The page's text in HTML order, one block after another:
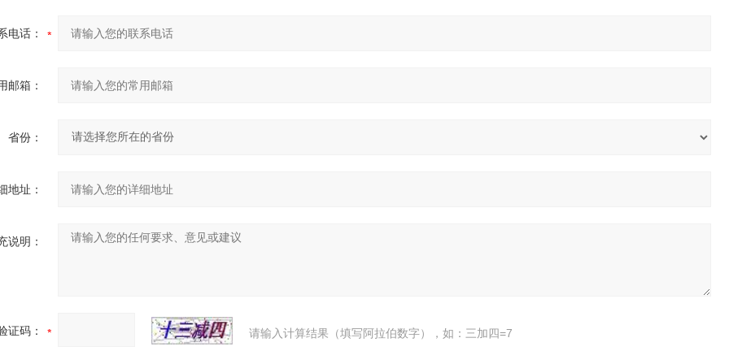
电话：
邮箱：
省份：
地址：
说明：
证码： 请输入计算结果（填写阿拉伯数字），如：三加四=7